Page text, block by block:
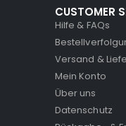
CUSTOMER
Hilfe & FAQs
Versand &
Mein Konto
Über uns
Datenschutz